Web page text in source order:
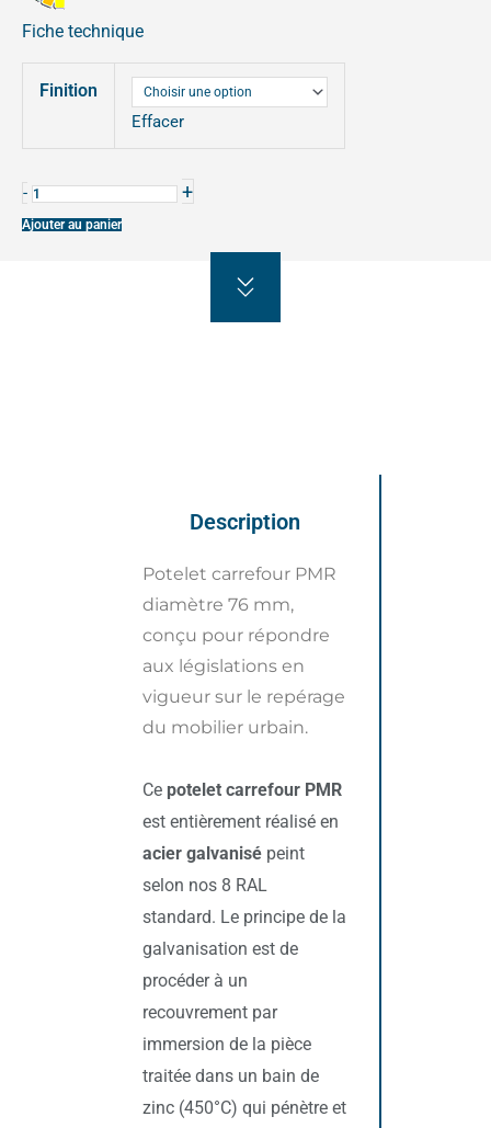
Fiche technique
Finition
Effacer
-
de
+
Ajouter au panier
Description
Potelet carrefour PMR
diamètre 76 mm,
conçu pour répondre
aux législations en
vigueur sur le repérage
du mobilier urbain.
Ce potelet carrefour PMR
est entièrement réalisé en
acier galvanisé peint
selon nos 8 RAL
standard. Le principe de la
galvanisation est de
procéder à un
recouvrement par
immersion de la pièce
traitée dans un bain de
zinc (450°C) qui pénètre et